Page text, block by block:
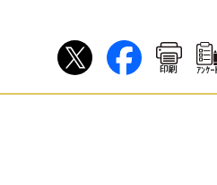
印刷 ｱﾝｹｰ